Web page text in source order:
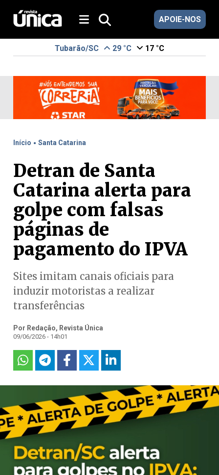
APOIE-NOS
Tubarão/SC 29 °C 17 °C
Início . Santa Catarina
Detran de Santa
Catarina alerta para
golpe com falsas
páginas de
pagamento do IPVA
Sites imitam canais oficiais para
induzir motoristas a realizar
transferências
Por Redação, Revista Única
09/06/2026 - 14h01